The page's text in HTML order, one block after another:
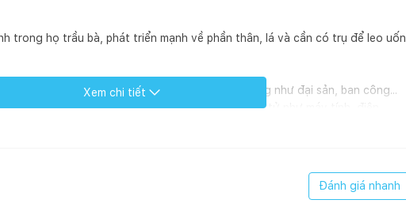
trong họ trầu bà, phát triển mạnh về phần thân, lá và cần có trụ để leo uốn
được sử dụng để trang trí ở các không gian rộng như đại sản, ban công...
lọc không khí và giảm bức xạ từ các đồ điện tử như máy tính, điện
thể sống được ở những môi trường khắc nghiệt nhất
Xem chi tiết
Đánh giá nhanh